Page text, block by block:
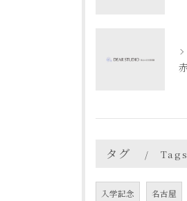
タグ Tags
入学記念 名古屋